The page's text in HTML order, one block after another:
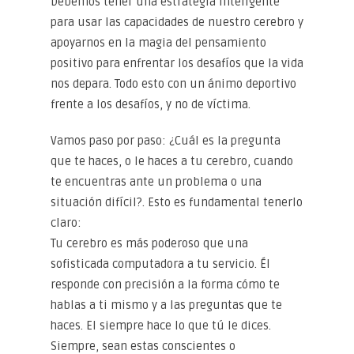
para usar las capacidades de nuestro cerebro y
apoyarnos en la magia del pensamiento
positivo para enfrentar los desafíos que la vida
nos depara. Todo esto con un ánimo deportivo
frente a los desafíos, y no de víctima.
Vamos paso por paso: ¿Cuál es la pregunta
que te haces, o le haces a tu cerebro, cuando
te encuentras ante un problema o una
situación difícil?. Esto es fundamental tenerlo
claro:
Tu cerebro es más poderoso que una
sofisticada computadora a tu servicio. Él
responde con precisión a la forma cómo te
hablas a ti mismo y a las preguntas que te
haces. El siempre hace lo que tú le dices.
Siempre, sean estas conscientes o